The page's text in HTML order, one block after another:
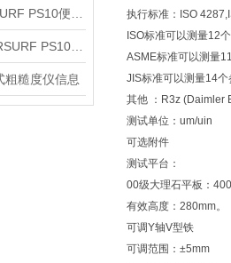
粗糙度仪信息
执行标准：ISO
ISO标准可以测量12
ASME标准可以测量
JIS标准可以测量14
其他 ：R3z (Daimler
测试单位：um/uin
可选附件
测试平台：
00级大理石平板：
有效高度：280mm。
可调Y轴V型铁
可调范围：±5mm